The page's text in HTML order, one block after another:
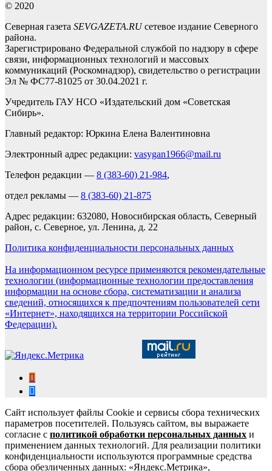
© 2020
Северная газета SEVGAZETA.RUсетевое издание Северного
района.
Зарегистрировано Федеральной службой по надзору в сфере
связи, информационных технологий и массовых
коммуникаций (Роскомнадзор), свидетельство о регистрации
Эл № ФС77-81025 от 30.04.2021 г.
Учредитель ГАУ НСО «Издательский дом «Советская
Сибирь».
Главный редактор: Юркина Елена Валентиновна
Электронный адрес редакции: vasygan1966@mail.ru
Телефон редакции — 8 (383-60) 21-984,
отдел рекламы — 8 (383-60) 21-875
Адрес редакции: 632080, Новосибирская область, Северный
район, с. Северное, ул. Ленина, д. 22
Политика конфиденциальности персональных данных
На информационном ресурсе применяются рекомендательные
технологии (информационные технологии предоставления
информации на основе сбора, систематизации и анализа
сведений, относящихся к предпочтениям пользователей сети
«Интернет», находящихся на территории Российской
Федерации).
Сайт использует файлы Cookie и сервисы сбора технических
параметров посетителей. Пользуясь сайтом, вы выражаете
согласие с политикой обработки персональных данных и
применением данных технологий. Для реализации политики
конфиденциальности используются программные средства
сбора обезличенных данных: «Яндекс.Метрика»,